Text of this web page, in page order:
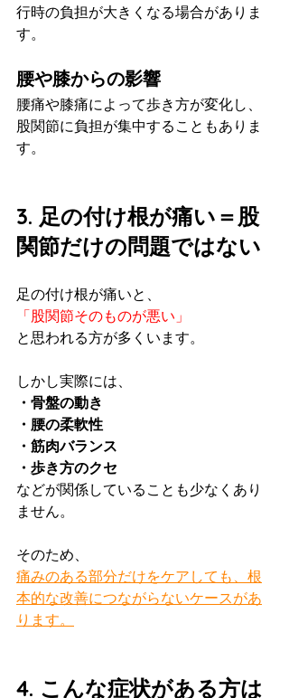
行時の負担が大きくなる場合がありま
す。
腰や膝からの影響
腰痛や膝痛によって歩き方が変化し、
股関節に負担が集中することもありま
す。
3. 足の付け根が痛い＝股
関節だけの問題ではない
足の付け根が痛いと、
「股関節そのものが悪い」
と思われる方が多くいます。
しかし実際には、
・骨盤の動き
・腰の柔軟性
・筋肉バランス
・歩き方のクセ
などが関係していることも少なくあり
ません。
そのため、
痛みのある部分だけをケアしても、根
本的な改善につながらないケースがあ
ります。
4. こんな症状がある方は